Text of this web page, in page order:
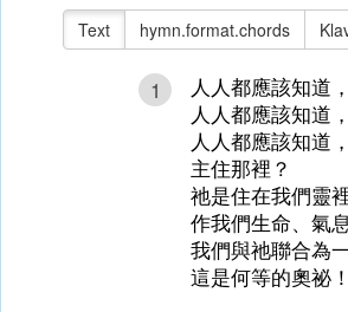
Text hymn.format.chords
1
人人都應該知道，
人人都應該知道，
人人都應該知道，
主住那裡？
祂是住在我們靈
作我們生命、氣
我們與祂聯合為
這是何等的奧祕！